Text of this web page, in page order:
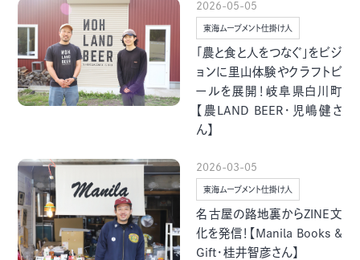
スタッフ紹介
お問い合わせ
検索する
CLOSE
2026-05-05
東海ムーブメント仕掛け人
「農と食と人をつなぐ」をビジ
ョンに里山体験やクラフトビ
ールを展開！岐阜県白川町
【農LAND BEER・児嶋健さ
ん】
2026-03-05
東海ムーブメント仕掛け人
名古屋の路地裏からZINE文
化を発信！【Manila Books &
Gift・桂井智彦さん】